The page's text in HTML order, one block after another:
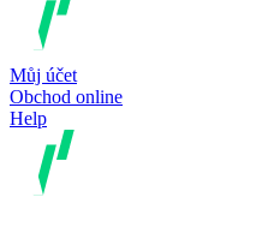
Můj účet
Obchod online
Help